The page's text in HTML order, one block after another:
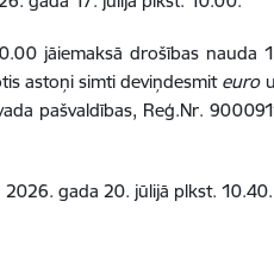
jāiemaksā drošības nauda
astoņi simti deviņdesmit euro
pašvaldības, Reģ.Nr.
2026. gada 20. jūlijā plkst. 10.40.